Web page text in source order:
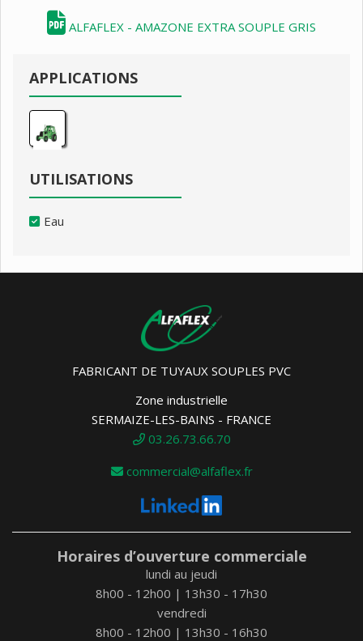
ALFAFLEX - AMAZONE EXTRA SOUPLE GRIS
APPLICATIONS
UTILISATIONS
Eau
FABRICANT DE TUYAUX SOUPLES PVC
Zone industrielle
SERMAIZE-LES-BAINS - FRANCE
03.26.73.66.70
commercial@alfaflex.fr
Horaires d’ouverture commerciale
lundi au jeudi
8h00 - 12h00 | 13h30 - 17h30
vendredi
8h00 - 12h00 | 13h30 - 16h30